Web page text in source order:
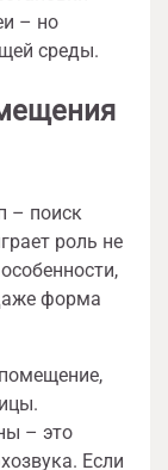
– но
среды.
– поиск
роль не
форма
– это
Если